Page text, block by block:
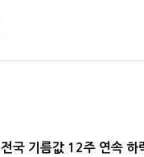
전국 기름값 12주 연속